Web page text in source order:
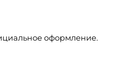
оформление.